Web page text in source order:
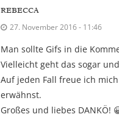
REBECCA
27. November 2016 - 11:46
Man sollte Gifs in die
Vielleicht geht das sogar
Auf jeden Fall freue ich
erwähnst.
Großes und liebes DANKÖ!